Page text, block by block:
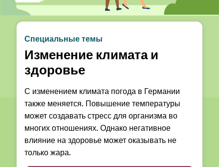
Специальные темы
Изменение климата и
здоровье
С изменением климата погода в Германии
также меняется. Повышение температуры
может создавать стресс для организма во
многих отношениях. Однако негативное
влияние на здоровье может оказывать не
только жара.